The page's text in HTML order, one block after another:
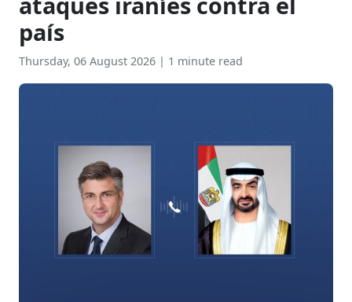
país
Thursday, 06 August 2026 | 1 minute read